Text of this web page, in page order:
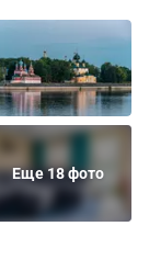
Еще 18 фото